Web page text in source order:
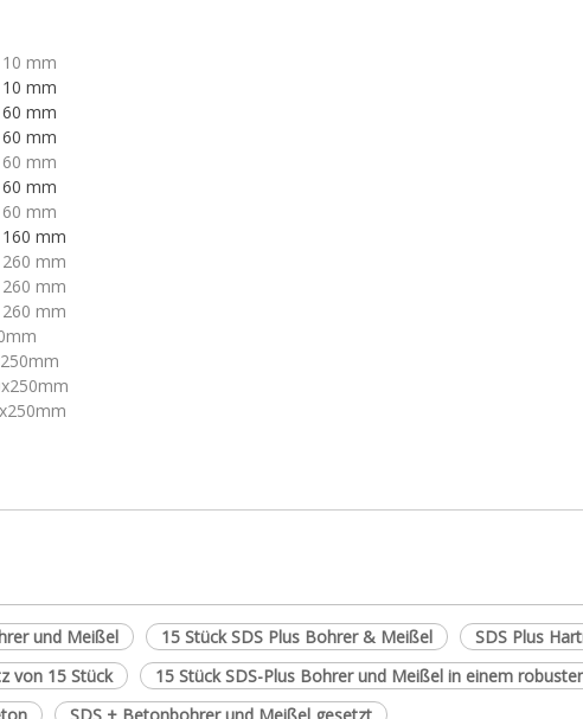
mm
mm
mm
mm
mm
mm
mm
mm
mm
mm
mm
und Meißel 15 Stück SDS Plus Bohrer & Meißel
SDS Plus
von 15 Stück
15 Stück SDS-Plus Bohrer und Meißel in einem